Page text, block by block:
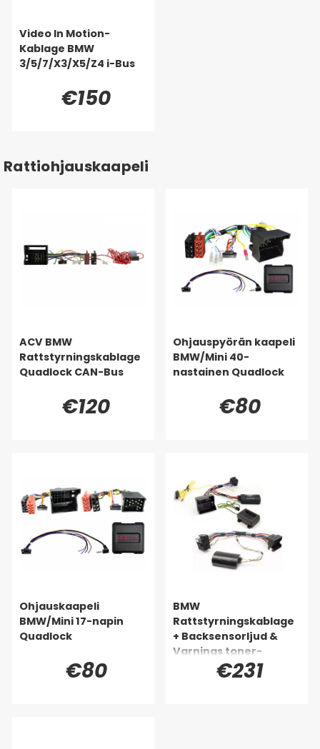
Video In Motion-
Kablage BMW
3/5/7/X3/X5/Z4 i-Bus
€150
Rattiohjauskaapeli
ACV BMW
Rattstyrningskablage
Quadlock CAN-Bus
€120
Ohjauspyörän kaapeli
BMW/Mini 40-
nastainen Quadlock
€80
Ohjauskaapeli
BMW/Mini 17-napin
Quadlock
€80
BMW
Rattstyrningskablage
+ Backsensorljud &
Varnings toner-
gränssnitt€231